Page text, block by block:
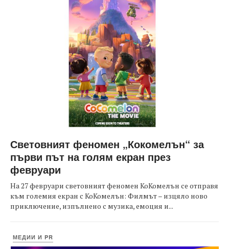
Световният феномен „Кокомелън“ за
първи път на голям екран през
февруари
На 27 февруари световният феномен КоКомелън се отправя
към големия екран с КоКомелън: Филмът – изцяло ново
приключение, изпълнено с музика, емоция и...
МЕДИИ И PR